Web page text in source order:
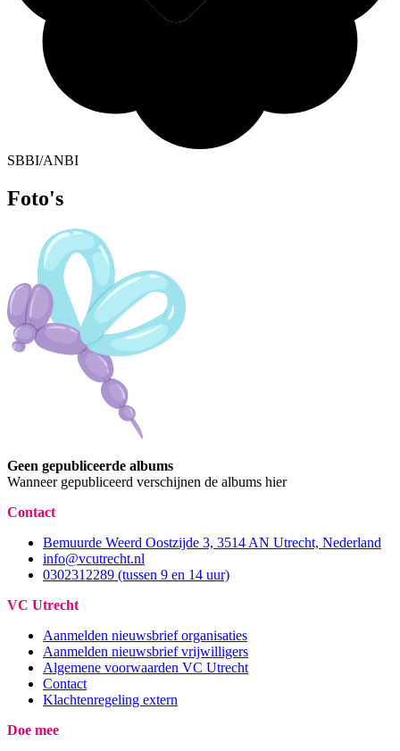
SBBI/ANBI
Foto's
Geen gepubliceerde albums
Wanneer gepubliceerd verschijnen de albums hier
Contact
Bemuurde Weerd Oostzijde 3, 3514 AN Utrecht, Nederland
info@vcutrecht.nl
0302312289 (tussen 9 en 14 uur)
VC Utrecht
Aanmelden nieuwsbrief organisaties
Aanmelden nieuwsbrief vrijwilligers
Algemene voorwaarden VC Utrecht
Contact
Klachtenregeling extern
Doe mee